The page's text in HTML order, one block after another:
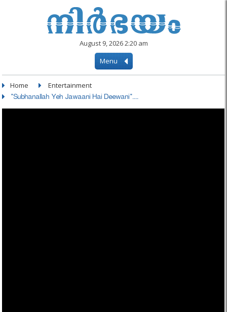
August 9, 2026 2:20 am
Menu
Home Entertainment
"Subhanallah Yeh Jawaani Hai Deewani"....